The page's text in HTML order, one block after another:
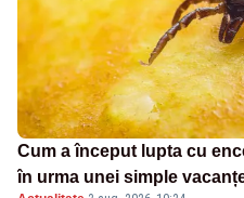
Cum a început lupta cu
în urma unei simple